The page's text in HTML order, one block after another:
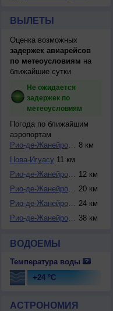
ВЫЛЕТЫ
Оценка возможных
задержек авиарейсов
по метеоусловиям на
ближайшие сутки
Не ожидается
задержек по
метеоусловиям
Погода по ближайшим
аэропортам
Рио-де-Жанейро / ... 8 км
Нова-Игуасу 11 км
Рио-де-Жанейро / ... 12 км
Рио-де-Жанейро / ... 20 км
Рио-де-Жанейро / ... 24 км
Рио-де-Жанейро / ... 38 км
ВОДОЕМЫ
Температура воды
+24 °C
АСТРОНОМИЯ